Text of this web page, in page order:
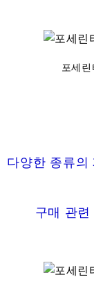
포세
다양한 종류의
구매 관